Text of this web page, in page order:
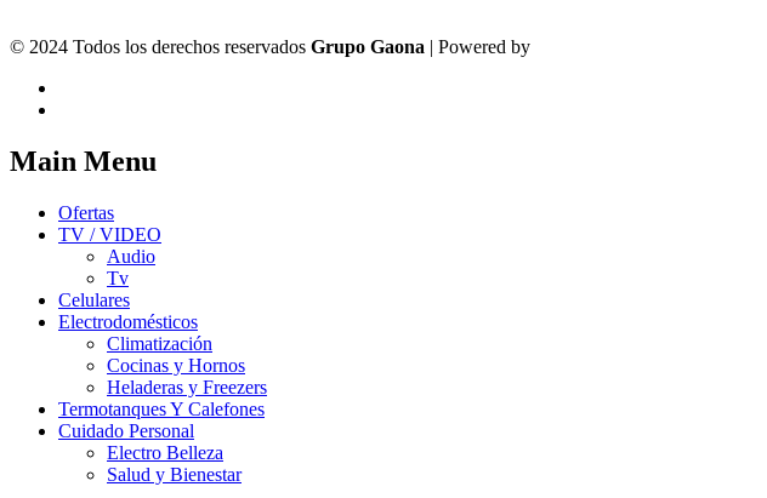
© 2024 Todos los derechos reservados Grupo Gaona | Powered by
Main Menu
Ofertas
TV / VIDEO
Audio
Tv
Celulares
Electrodomésticos
Climatización
Cocinas y Hornos
Heladeras y Freezers
Termotanques Y Calefones
Cuidado Personal
Electro Belleza
Salud y Bienestar